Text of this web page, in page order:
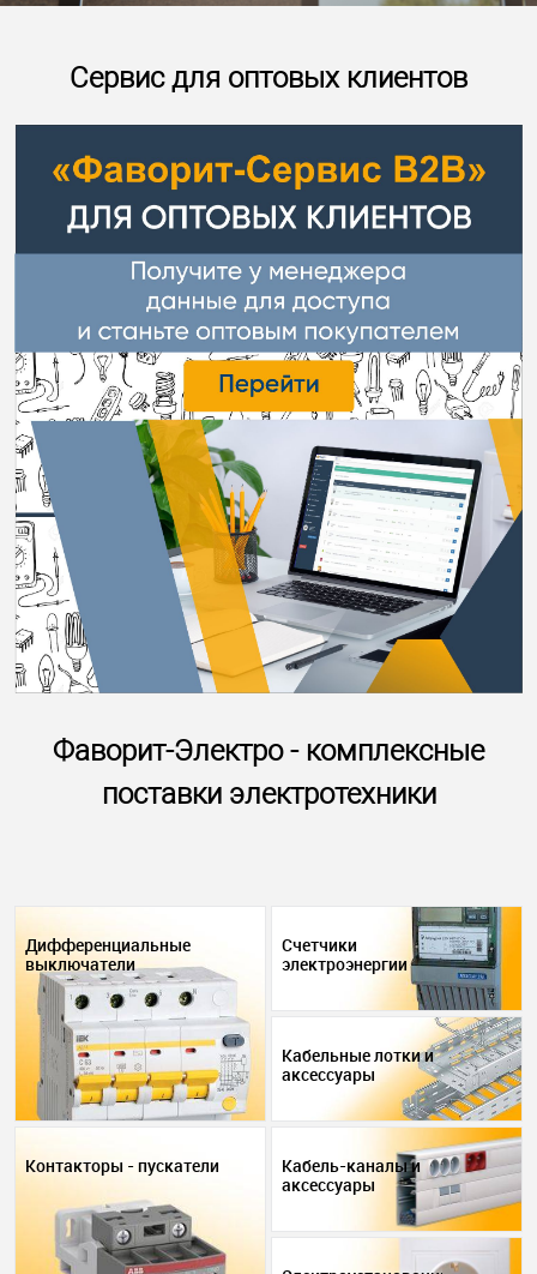
Сервис для оптовых клиентов
Фаворит-Электро - комплексные
поставки электротехники
Дифференциальные
выключатели
Счетчики
электроэнергии
Кабельные лотки и
аксессуары
Контакторы - пускатели
Кабель-каналы и
аксессуары